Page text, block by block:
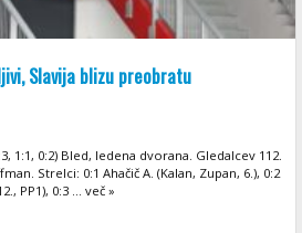
Slavija blizu preobratu
1:1, 0:2) Bled, ledena dvorana. Gledalcev 112.
Strelci: 0:1 Ahačič A. (Kalan, Zupan, 6.), 0:2
PP1), 0:3 ... več »